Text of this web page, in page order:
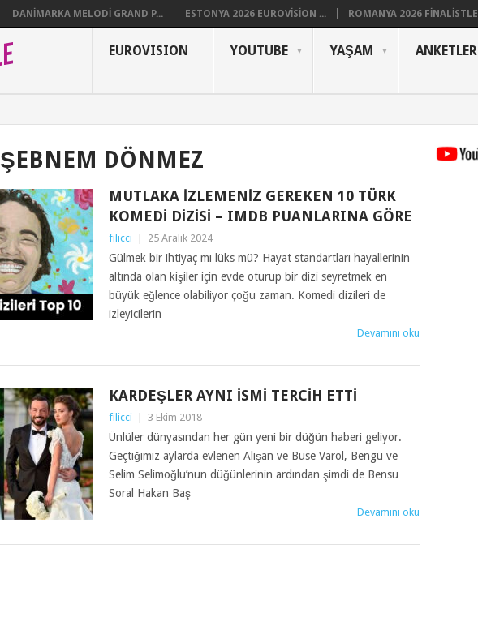
DANIMARKA MELODI GRAND P... ESTONYA 2026 EUROVISION ... ROMANYA 2026
EUROVISION YOUTUBE YAŞAM ANKETLER
ŞEBNEM DÖNMEZ
MUTLAKA İZLEMENIZ GEREKEN 10 TÜRK
KOMEDI DIZISI – IMDB PUANLARINA GÖRE
filicci 25 Aralık 2024
Gülmek bir ihtiyaç mı lüks mü? Hayat standartları hayallerinin
altında olan kişiler için evde oturup bir dizi seyretmek en
büyük eğlence olabiliyor çoğu zaman. Komedi dizileri de
izleyicilerin
Devamını oku
KARDEŞLER AYNI İSMI TERCIH ETTI
filicci 3 Ekim 2018
Ünlüler dünyasından her gün yeni bir düğün haberi geliyor.
Geçtiğimiz aylarda evlenen Alişan ve Buse Varol, Bengü ve
Selim Selimoğlu’nun düğünlerinin ardından şimdi de Bensu
Soral Hakan Baş
Devamını oku